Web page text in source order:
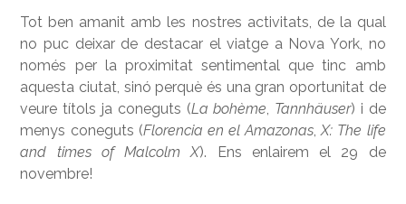
Tot ben amanit amb les nostres activitats, de la qual
no puc deixar de destacar el viatge a Nova York, no
només per la proximitat sentimental que tinc amb
aquesta ciutat, sinó perquè és una gran oportunitat de
veure títols ja coneguts (La bohème, Tannhäuser) i de
menys coneguts (Florencia en el Amazonas,X: The life
and times of Malcolm X). Ens enlairem el 29 de
novembre!